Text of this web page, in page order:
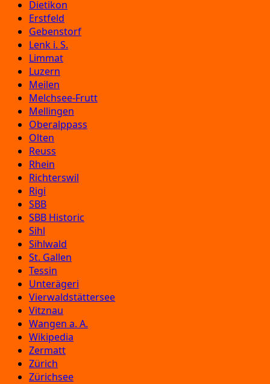
Dietikon
Erstfeld
Gebenstorf
Lenk i. S.
Limmat
Luzern
Meilen
Melchsee-Frutt
Mellingen
Oberalppass
Olten
Reuss
Rhein
Richterswil
Rigi
SBB
SBB Historic
Sihl
Sihlwald
St. Gallen
Tessin
Unterägeri
Vierwaldstättersee
Vitznau
Wangen a. A.
Wikipedia
Zermatt
Zürich
Zürichsee